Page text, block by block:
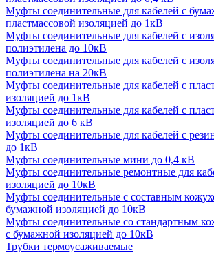
Муфты соединительные для кабелей с
пластмассовой изоляцией до 1кВ
Муфты соединительные для кабелей с
полиэтилена до 10кВ
Муфты соединительные для кабелей с
полиэтилена на 20кВ
Муфты соединительные для кабелей с
изоляцией до 1кВ
Муфты соединительные для кабелей с
изоляцией до 6 кВ
Муфты соединительные для кабелей с
до 1кВ
Муфты соединительные мини до 0,4 кВ
Муфты соединительные ремонтные для
изоляцией до 10кВ
Муфты соединительные с составным
бумажной изоляцией до 10кВ
Муфты соединительные со стандартным
с бумажной изоляцией до 10кВ
Трубки термоусаживаемые